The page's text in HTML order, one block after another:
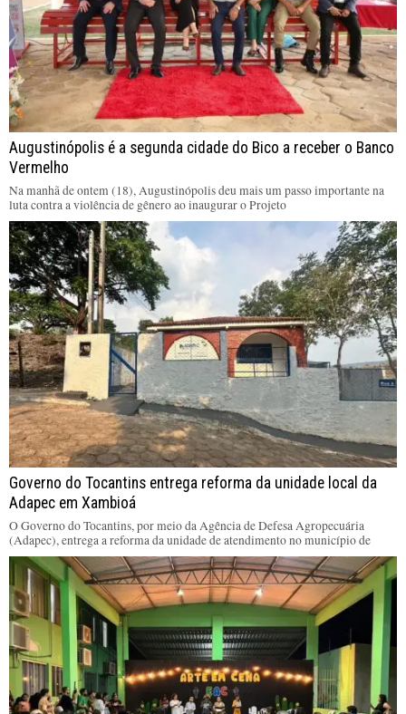
Augustinópolis é a segunda cidade do Bico a receber o Banco
Vermelho
Na manhã de ontem (18), Augustinópolis deu mais um passo importante na
luta contra a violência de gênero ao inaugurar o Projeto
Governo do Tocantins entrega reforma da unidade local da
Adapec em Xambioá
O Governo do Tocantins, por meio da Agência de Defesa Agropecuária
(Adapec), entrega a reforma da unidade de atendimento no município de